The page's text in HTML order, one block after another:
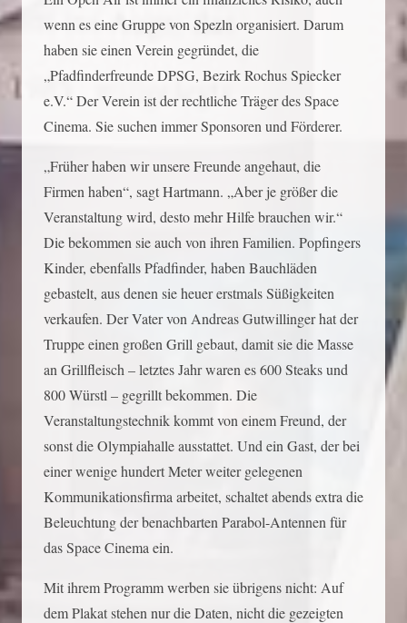
wenn es eine Gruppe von Spezln organisiert. Darum
haben sie einen Verein gegründet, die
„Pfadfinderfreunde DPSG, Bezirk Rochus Spiecker
e.V.“ Der Verein ist der rechtliche Träger des Space
Cinema. Sie suchen immer Sponsoren und Förderer.
„Früher haben wir unsere Freunde angehaut, die
Firmen haben“, sagt Hartmann. „Aber je größer die
Veranstaltung wird, desto mehr Hilfe brauchen wir.“
Die bekommen sie auch von ihren Familien. Popfingers
Kinder, ebenfalls Pfadfinder, haben Bauchläden
gebastelt, aus denen sie heuer erstmals Süßigkeiten
verkaufen. Der Vater von Andreas Gutwillinger hat der
Truppe einen großen Grill gebaut, damit sie die Masse
an Grillfleisch – letztes Jahr waren es 600 Steaks und
800 Würstl – gegrillt bekommen. Die
Veranstaltungstechnik kommt von einem Freund, der
sonst die Olympiahalle ausstattet. Und ein Gast, der bei
einer wenige hundert Meter weiter gelegenen
Kommunikationsfirma arbeitet, schaltet abends extra die
Beleuchtung der benachbarten Parabol-Antennen für
das Space Cinema ein.
Mit ihrem Programm werben sie übrigens nicht: Auf
dem Plakat stehen nur die Daten, nicht die gezeigten